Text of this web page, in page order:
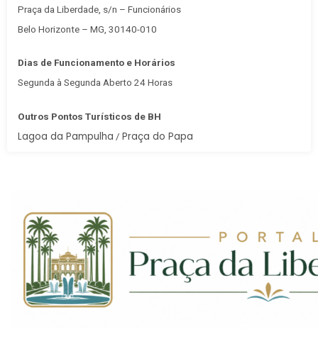
Praça da Liberdade, s/n – Funcionários
Belo Horizonte – MG, 30140-010
Dias de Funcionamento e Horários
Segunda à Segunda Aberto 24 Horas
Outros Pontos Turísticos de BH
Lagoa da Pampulha / Praça do Papa